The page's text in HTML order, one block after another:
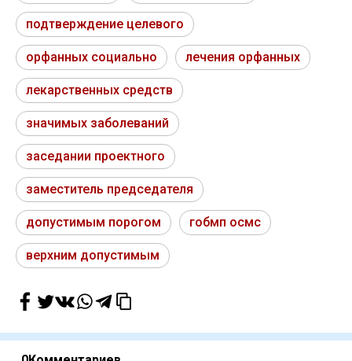
подтверждение целевого
орфанных социально лечения орфанных
лекарственных средств
значимых заболеваний
заседании проектного
заместитель председателя
допустимым порогом гобмп осмс
верхним допустимым